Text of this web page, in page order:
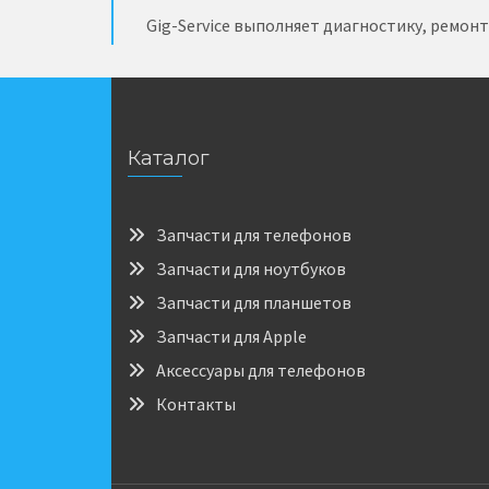
Gig-Service выполняет диагностику,
Каталог
Запчасти для телефонов
Запчасти для ноутбуков
Запчасти для планшетов
Запчасти для Apple
Аксессуары для телефонов
Контакты